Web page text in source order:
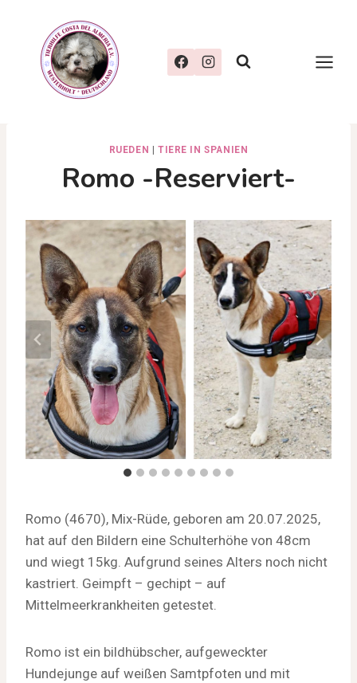
springen
RUEDEN TIERE IN SPANIEN
Romo -reserviert-
Romo (4670), Mix-Rüde, geboren am 20.07.2025,
hat auf den Bildern eine Schulterhöhe von 48cm
und wiegt 15kg. Aufgrund seines Alters noch nicht
kastriert. Geimpft – gechipt – auf
Mittelmeerkrankheiten getestet.
Romo ist ein bildhübscher, aufgeweckter
Hundejunge auf weißen Samtpfoten und mit